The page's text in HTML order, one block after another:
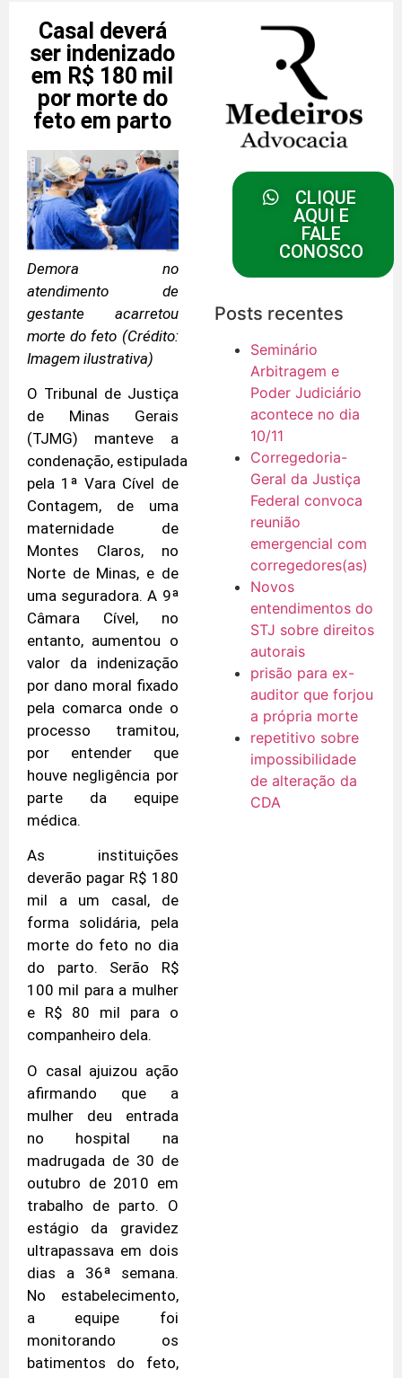
Casal deverá
ser indenizado
em R$ 180 mil
por morte do
feto em parto
Demora no
atendimento de
gestante acarretou
morte do feto (Crédito:
Imagem ilustrativa)
O Tribunal de Justiça
de Minas Gerais
(TJMG) manteve a
condenação, estipulada
pela 1ª Vara Cível de
Contagem, de uma
maternidade de
Montes Claros, no
Norte de Minas, e de
uma seguradora. A 9ª
Câmara Cível, no
entanto, aumentou o
valor da indenização
por dano moral fixado
pela comarca onde o
processo tramitou,
por entender que
houve negligência por
parte da equipe
médica.
As instituições
deverão pagar R$ 180
mil a um casal, de
forma solidária, pela
morte do feto no dia
do parto. Serão R$
100 mil para a mulher
e R$ 80 mil para o
companheiro dela.
O casal ajuizou ação
afirmando que a
mulher deu entrada
no hospital na
madrugada de 30 de
outubro de 2010 em
trabalho de parto. O
estágio da gravidez
ultrapassava em dois
dias a 36ª semana.
No estabelecimento,
a equipe foi
monitorando os
batimentos do feto,
CLIQUE
AQUI E
FALE
CONOSCO
Posts recentes
Seminário
Arbitragem e
Poder Judiciário
acontece no dia
10/11
Corregedoria-
Geral da Justiça
Federal convoca
reunião
emergencial com
corregedores(as)
Novos
entendimentos do
STJ sobre direitos
autorais
prisão para ex-
auditor que forjou
a própria morte
repetitivo sobre
impossibilidade
de alteração da
CDA